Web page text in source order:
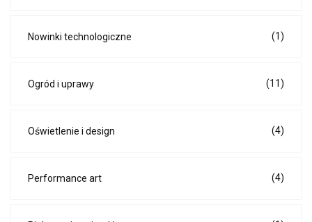
Nowinki technologiczne (1)
Ogród i uprawy (11)
Oświetlenie i design (4)
Performance art (4)